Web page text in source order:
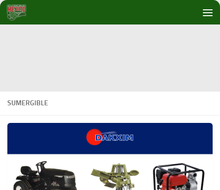
Debajo del contenido
SUMERGIBLE